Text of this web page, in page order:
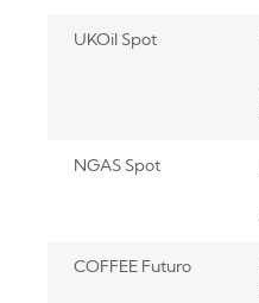
UKOil Spot
NGAS Spot
COFFEE Futuro